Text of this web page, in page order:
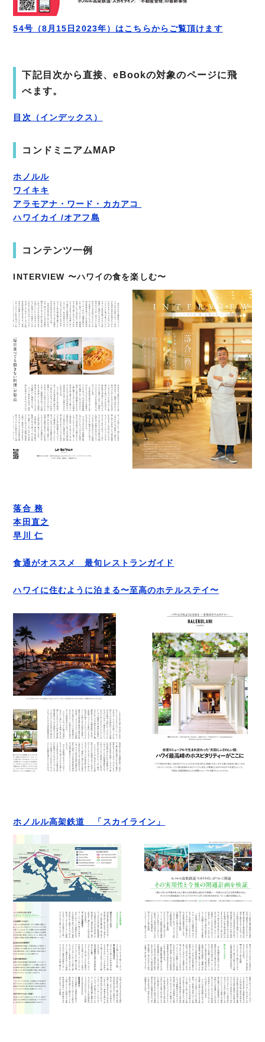
54号（8月15日2023年）はこちらからご覧頂けます
下記目次から直接、eBookの対象のページに飛
べます。
目次（インデックス）
コンドミニアムMAP
ホノルル
ワイキキ
アラモアナ・ワード・カカアコ
ハワイカイ /オアフ島
コンテンツ一例
INTERVIEW 〜ハワイの食を楽しむ〜
落合 務
本田直之
早川 仁
食通がオススメ 最旬レストランガイド
ハワイに住むように泊まる〜至高のホテルステイ〜
ホノルル高架鉄道 「スカイライン」